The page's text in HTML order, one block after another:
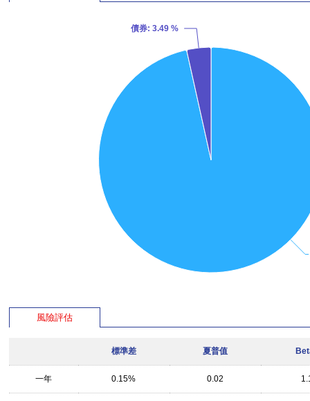
債券: 3.49 %
風險評估
標準差 夏普值
一年 0.15% 0.02